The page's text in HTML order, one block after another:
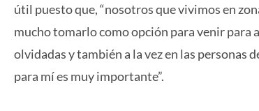
útil puesto que, “nosotros que vivimos en
mucho tomarlo como opción para venir para
olvidadas y también a la vez en las personas
para mí es muy importante”.